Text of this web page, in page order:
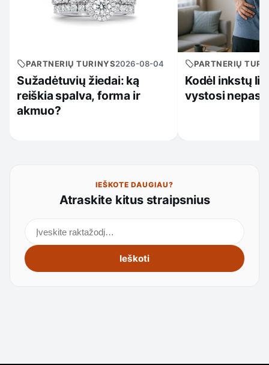
PARTNERIŲ TURINYS2026-08-04
Sužadėtuvių žiedai: ką
reiškia spalva, forma ir
akmuo?
PARTNERIŲ
Kodėl inkstų
vystosi
IEŠKOTE DAUGIAU?
Atraskite kitus straipsnius
Ieškoti